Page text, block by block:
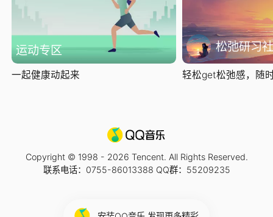
运动专区
一起健康动起来
松弛研习社
轻松get松弛感，随
Copyright © 1998 - 2026 Tencent. All Rights Reserved.
联系电话：0755-86013388 QQ群：55209235